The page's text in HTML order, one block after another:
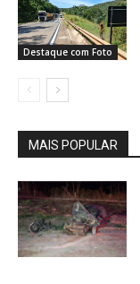
Destaque com Foto
MAIS POPULAR